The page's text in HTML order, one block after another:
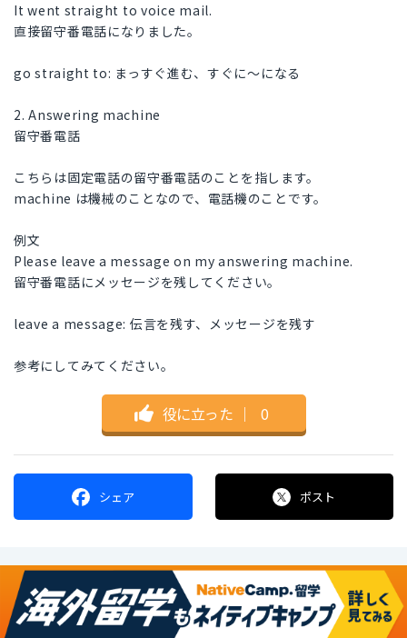
It went straight to voice mail.
直接留守番電話になりました。
go straight to: まっすぐ進む、すぐに〜になる
2. Answering machine
留守番電話
こちらは固定電話の留守番電話のことを指します。
machine は機械のことなので、電話機のことです。
例文
Please leave a message on my answering machine.
留守番電話にメッセージを残してください。
leave a message: 伝言を残す、メッセージを残す
参考にしてみてください。
役に立った ｜ 0
シェア ポスト